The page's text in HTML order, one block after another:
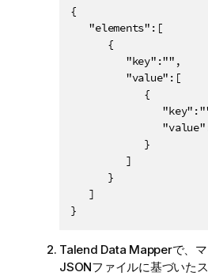
{
   "elements":[
      {
         "key":"",
         "value":[
            {
            }
         ]
      }
   ]
}
Talend Data Mapperで、
JSONファイルに基づいた